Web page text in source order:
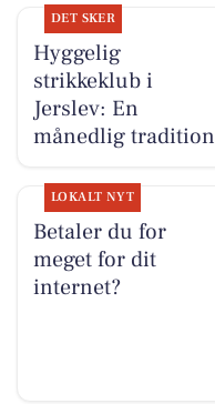
DET SKER
Hyggelig
strikkeklub i
Jerslev: En
månedlig tradition
LOKALT NYT
Betaler du for
meget for dit
internet?